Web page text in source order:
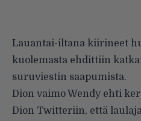
Lauantai-iltana kiirineet
kuolemasta ehdittiin
suruviestin saapumista.
Dion vaimo Wendy ehti
Dion Twitteriin, että